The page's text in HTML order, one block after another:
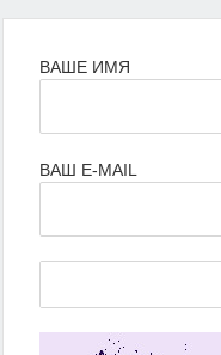
ВАШЕ ИМЯ
ВАШ E-MAIL